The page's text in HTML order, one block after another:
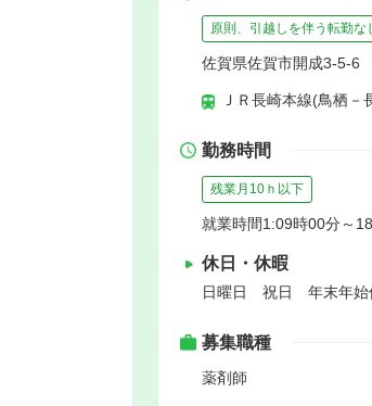
原則、引越しを伴う転勤な
佐賀県佐賀市開成3-5-6
ＪＲ長崎本線(鳥栖
勤務時間
残業月10ｈ以下
就業時間1:09時00分～
休日・休暇
日曜日 祝日 年末年
募集職種
薬剤師